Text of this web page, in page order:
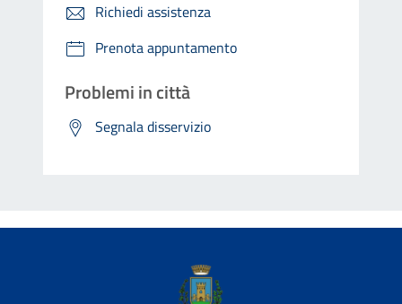
Richiedi assistenza
Prenota appuntamento
Problemi in città
Segnala disservizio